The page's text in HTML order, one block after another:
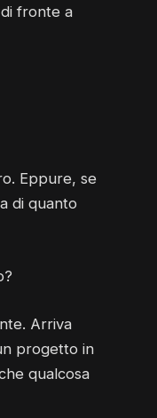
fronte a
Eppure, se
di quanto
Arriva
progetto in
qualcosa